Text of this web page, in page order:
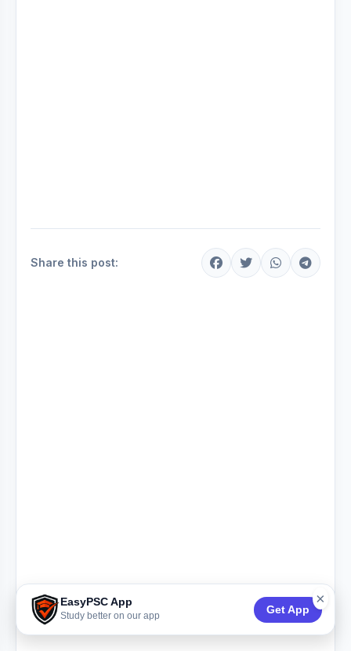
EasyPSC App
Study better on our app
Get App
×
Share this post: